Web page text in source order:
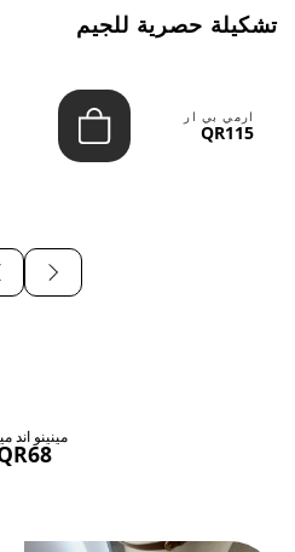
تشكيلة حصرية للجيم
ارمي بي ار
QR115
مينينو اند